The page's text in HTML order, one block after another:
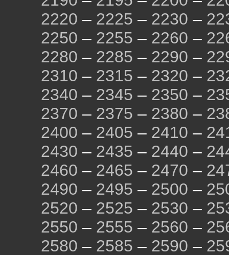
2220 – 2225 – 2230 –
2250 – 2255 – 2260 –
2280 – 2285 – 2290 –
2310 – 2315 – 2320 –
2340 – 2345 – 2350 –
2370 – 2375 – 2380 –
2400 – 2405 – 2410 –
2430 – 2435 – 2440 –
2460 – 2465 – 2470 –
2490 – 2495 – 2500 –
2520 – 2525 – 2530 –
2550 – 2555 – 2560 –
2580 – 2585 – 2590 –